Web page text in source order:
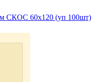
СКОС 60х120 (уп 100шт)